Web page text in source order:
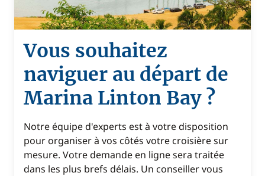
Vous souhaitez
naviguer au départ de
Marina Linton Bay ?
Notre équipe d'experts est à votre disposition
pour organiser à vos côtés votre croisière sur
mesure. Votre demande en ligne sera traitée
dans les plus brefs délais. Un conseiller vous